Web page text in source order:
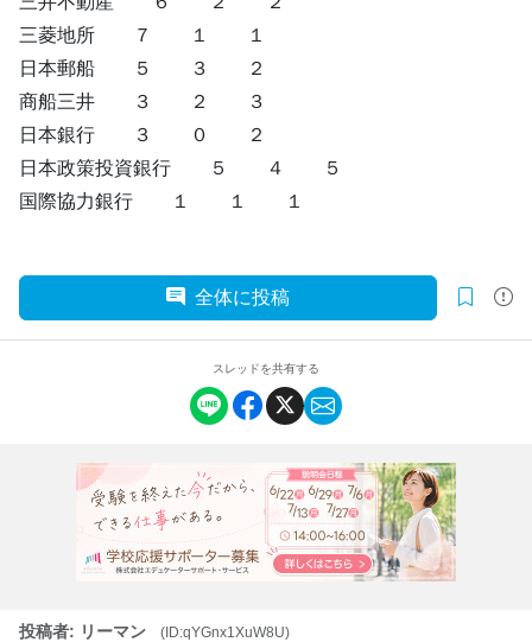
三菱地所 ７ １ １
日本郵船 ５ ３ ２
商船三井 ３ ２ ３
日本銀行 ３ ０ ２
日本政策投資銀行 ５ ４ ５
国際協力銀行 １ １ １
全体に投稿
スレッドを共有する
投稿者: リーマン
(ID:qYGnx1XuW8U)